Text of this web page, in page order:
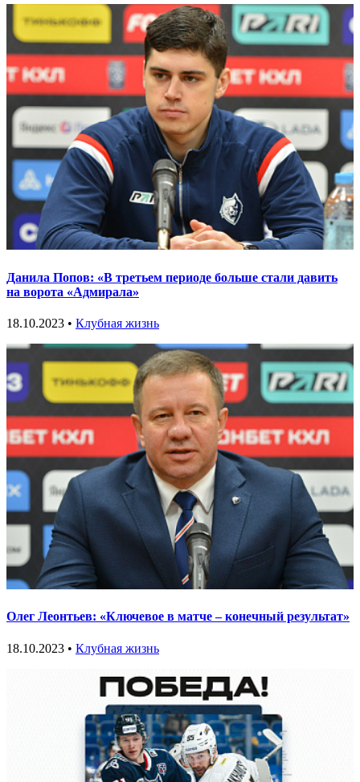
Данила Попов: «В третьем периоде больше стали давить
на ворота «Адмирала»
18.10.2023 • Клубная жизнь
Олег Леонтьев: «Ключевое в матче – конечный результат»
18.10.2023 • Клубная жизнь